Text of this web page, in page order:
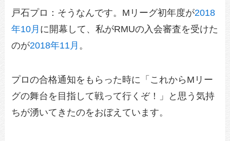
戸石プロ：そうなんです。Mリーグ初年度が2018
年10月 に開幕して、私がRMUの入会審査を受けた
のが2018年11月 。
プロの合格通知をもらった時に「これからMリー
グの舞台を目指して戦って行くぞ！」と思う気持
ちが湧いてきたのをおぼえています。